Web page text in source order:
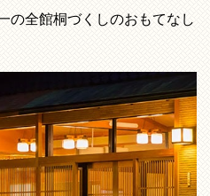
の全館桐づくしのおもてなし